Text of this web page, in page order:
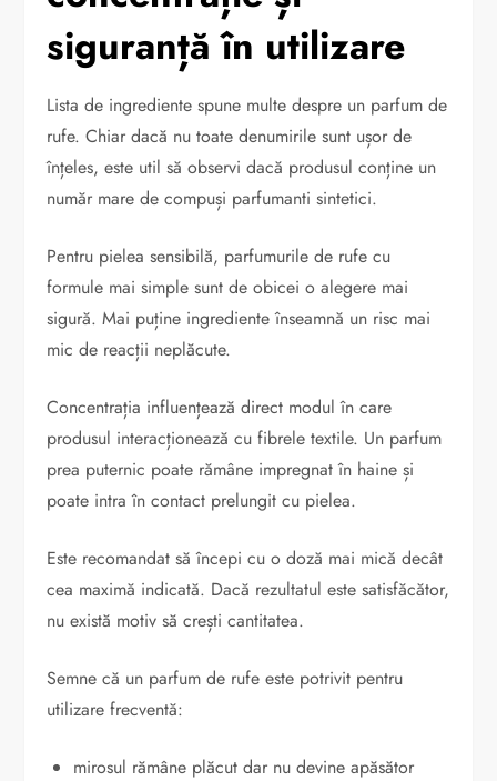
siguranță în utilizare
Lista de ingrediente spune multe despre un parfum de
rufe. Chiar dacă nu toate denumirile sunt ușor de
înțeles, este util să observi dacă produsul conține un
număr mare de compuși parfumanti sintetici.
Pentru pielea sensibilă, parfumurile de rufe cu
formule mai simple sunt de obicei o alegere mai
sigură. Mai puține ingrediente înseamnă un risc mai
mic de reacții neplăcute.
Concentrația influențează direct modul în care
produsul interacționează cu fibrele textile. Un parfum
prea puternic poate rămâne impregnat în haine și
poate intra în contact prelungit cu pielea.
Este recomandat să începi cu o doză mai mică decât
cea maximă indicată. Dacă rezultatul este satisfăcător,
nu există motiv să crești cantitatea.
Semne că un parfum de rufe este potrivit pentru
utilizare frecventă:
mirosul rămâne plăcut dar nu devine apăsător